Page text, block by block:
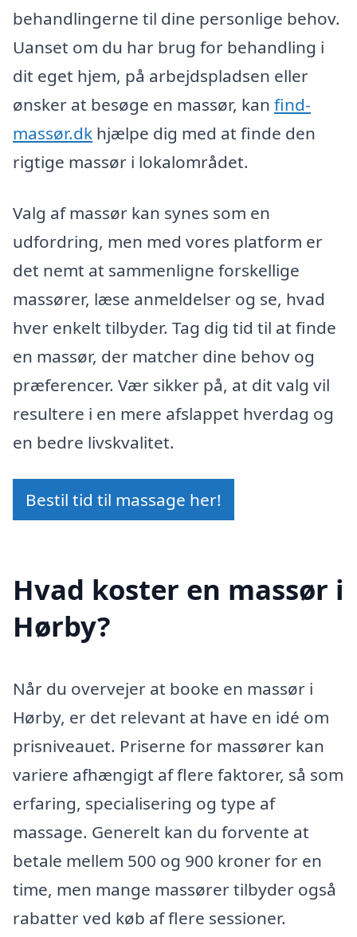
behandlingerne til dine personlige behov.
Uanset om du har brug for behandling i
dit eget hjem, på arbejdspladsen eller
ønsker at besøge en massør, kan find-
massør.dk hjælpe dig med at finde den
rigtige massør i lokalområdet.
Valg af massør kan synes som en
udfordring, men med vores platform er
det nemt at sammenligne forskellige
massører, læse anmeldelser og se, hvad
hver enkelt tilbyder. Tag dig tid til at finde
en massør, der matcher dine behov og
præferencer. Vær sikker på, at dit valg vil
resultere i en mere afslappet hverdag og
en bedre livskvalitet.
Bestil tid til massage her!
Hvad koster en massør i
Hørby?
Når du overvejer at booke en massør i
Hørby, er det relevant at have en idé om
prisniveauet. Priserne for massører kan
variere afhængigt af flere faktorer, så som
erfaring, specialisering og type af
massage. Generelt kan du forvente at
betale mellem 500 og 900 kroner for en
time, men mange massører tilbyder også
rabatter ved køb af flere sessioner.